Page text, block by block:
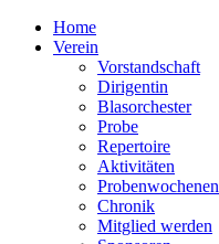
Home
Verein
Vorstandschaft
Dirigentin
Blasorchester
Probe
Repertoire
Aktivitäten
Chronik
Mitglied werden